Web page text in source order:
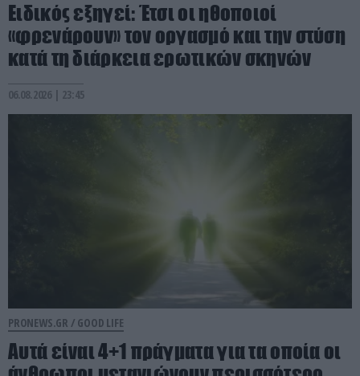
Ειδικός εξηγεί: Έτσι οι ηθοποιοί
«φρενάρουν» τον οργασμό και την στύση
κατά τη διάρκεια ερωτικών σκηνών
06.08.2026 | 23:45
PRONEWS.GR / GOOD LIFE
Αυτά είναι 4+1 πράγματα για τα οποία οι